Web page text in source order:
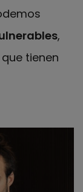
,
tienen